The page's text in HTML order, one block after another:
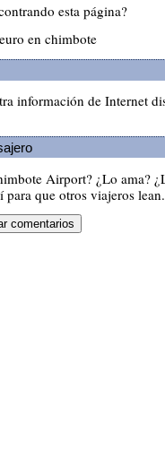
esta página?
en chimbote
información de Internet
Airport? ¿Lo ama?
para que otros viajeros lean.